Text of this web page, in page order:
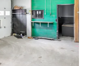
V3L 1X6, CA